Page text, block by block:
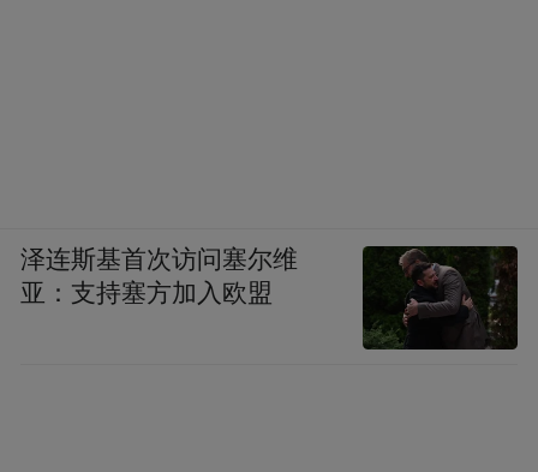
泽连斯基首次访问塞尔维
亚：支持塞方加入欧盟